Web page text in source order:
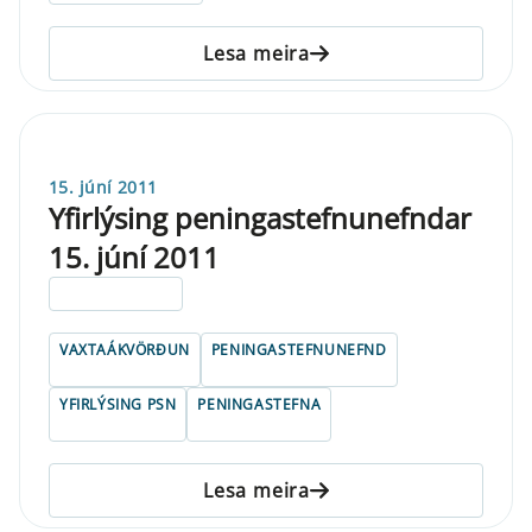
Lesa meira
15. júní 2011
Yfirlýsing peningastefnunefndar
15. júní 2011
VAXTAÁKVÖRÐUN PENINGASTEFNUNEFND
YFIRLÝSING PSN PENINGASTEFNA
Lesa meira